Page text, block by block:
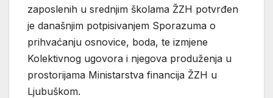
zaposlenih u srednjim školama ŽZH potvrđen
je današnjim potpisivanjem Sporazuma o
prihvaćanju osnovice, boda, te izmjene
Kolektivnog ugovora i njegova produženja u
prostorijama Ministarstva financija ŽZH u
Ljubuškom.